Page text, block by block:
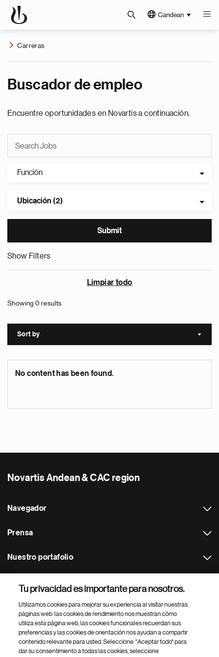
Candean
Carreras
Buscador de empleo
Encuentre oportunidades en Novartis a continuación.
Función
Ubicación (2)
Show Filters
Limpiar todo
Showing 0 results
Sort by Sort
No content has been found.
Novartis Andean & CAC region
Navegador
Prensa
Nuestro portafolio
Footer Site Search
Tu privacidad es importante para nosotros.
Utilizamos cookies para mejorar su experiencia al visitar nuestras
páginas web: las cookies de rendimiento nos muestran cómo
utiliza esta página web, las cookies funcionales recuerdan sus
preferencias y las cookies de orientación nos ayudan a compartir
contenido relevante para usted. Seleccione: "Aceptar todo" para
dar su consentimiento a todas las cookies, seleccione